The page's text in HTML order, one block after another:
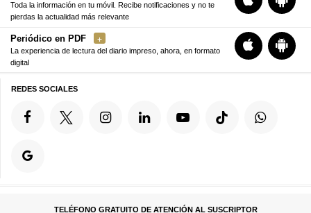
Toda la información en tu móvil. Recibe notificaciones y no te
pierdas la actualidad más relevante
Periódico en PDF
La experiencia de lectura del diario impreso, ahora, en formato
digital
REDES SOCIALES
TELÉFONO GRATUITO DE ATENCIÓN AL SUSCRIPTOR